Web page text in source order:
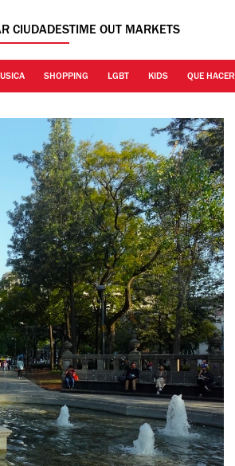
CIUDADESTIME OUT MARKETS
SHOPPING LGBT KIDS QUE HACER